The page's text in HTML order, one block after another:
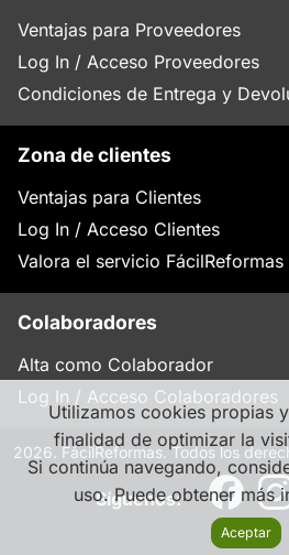
Utilizamos cookies propias
finalidad de optimizar la
Si continúa navegando,
uso. Puede obtener más
Aceptar
Ventajas para Proveedores
Log In / Acceso Proveedores
Condiciones de Entrega y
Zona de clientes
Ventajas para Clientes
Log In / Acceso Clientes
Valora el servicio FácilReformas
Colaboradores
Alta como Colaborador
Log In / Acceso Colaboradores
2026. FácilReformas. Todos los
Síguenos: